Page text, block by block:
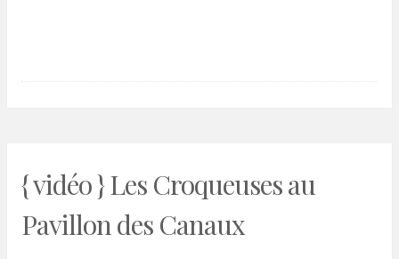
{ vidéo } Les Croqueuses au
Pavillon des Canaux